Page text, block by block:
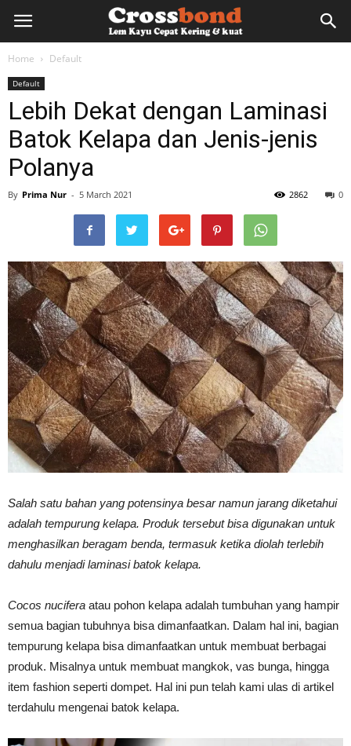
lemkayu.net
Lem
HPL,
Kertas,
Vinyl
Cepat
Kering,
Home Default
Default
Lebih Dekat dengan Laminasi
Batok Kelapa dan Jenis-jenis
Polanya
By Prima Nur - 5 March 2021 0
2862
Salah satu bahan yang potensinya besar namun jarang diketahui
adalah tempurung kelapa. Produk tersebut bisa digunakan untuk
menghasilkan beragam benda, termasuk ketika diolah terlebih
dahulu menjadi laminasi batok kelapa.
Cocos nucifera atau pohon kelapa adalah tumbuhan yang hampir
semua bagian tubuhnya bisa dimanfaatkan. Dalam hal ini, bagian
tempurung kelapa bisa dimanfaatkan untuk membuat berbagai
produk. Misalnya untuk membuat mangkok, vas bunga, hingga
item fashion seperti dompet. Hal ini pun telah kami ulas di artikel
terdahulu mengenai batok kelapa.